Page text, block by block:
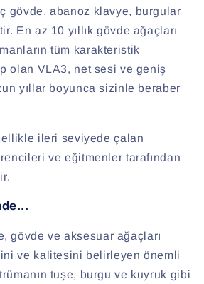
gövde, abanoz klavye, burgular
En az 10 yıllık gövde ağaçları
tüm karakteristik
olan VLA3, net sesi ve geniş
yıllar boyunca sizinle beraber
ileri seviyede çalan
ve eğitmenler tarafından
gövde ve aksesuar ağaçları
ve kalitesini belirleyen önemli
tuşe, burgu ve kuyruk gibi